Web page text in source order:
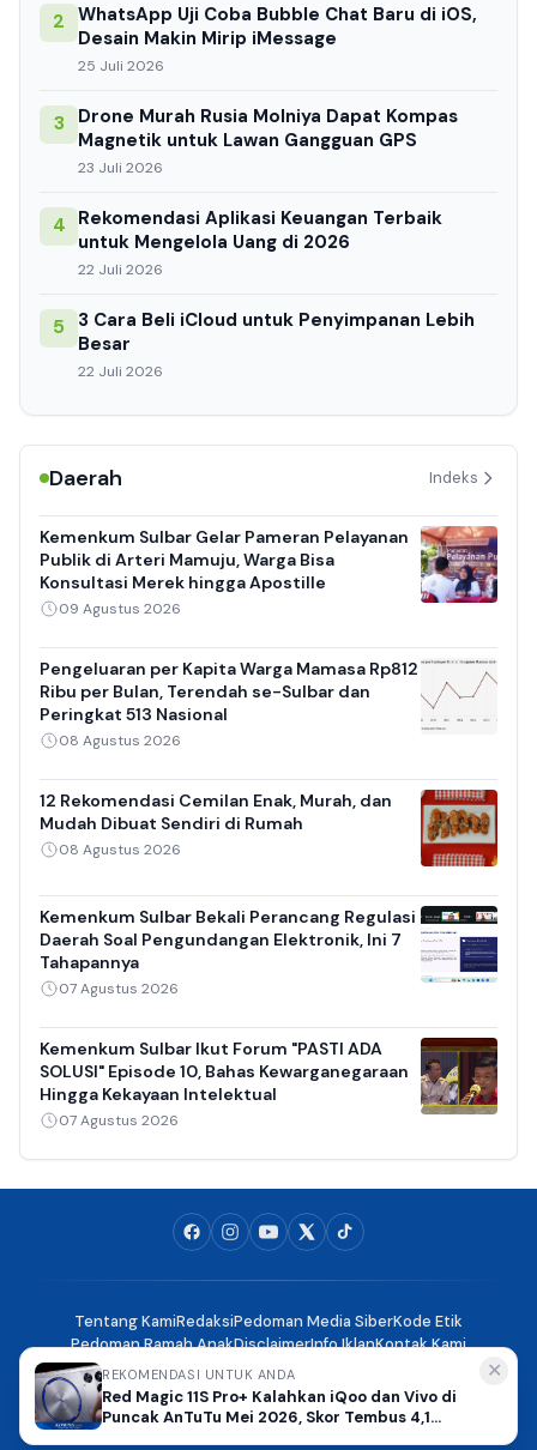
REKOMENDASI UNTUK ANDA
Red Magic 11S Pro+ Kalahkan iQoo dan Vivo di
Puncak AnTuTu Mei 2026, Skor Tembus 4,1
✕
2 WhatsApp Uji Coba Bubble Chat Baru di iOS,
Desain Makin Mirip iMessage
25 Juli 2026
3
Drone Murah Rusia Molniya Dapat Kompas
Magnetik untuk Lawan Gangguan GPS
23 Juli 2026
4 Rekomendasi Aplikasi Keuangan Terbaik
untuk Mengelola Uang di 2026
22 Juli 2026
5
3 Cara Beli iCloud untuk Penyimpanan Lebih
Besar
22 Juli 2026
Daerah Indeks
Kemenkum Sulbar Gelar Pameran Pelayanan
Publik di Arteri Mamuju, Warga Bisa
Konsultasi Merek hingga Apostille
09 Agustus 2026
Pengeluaran per Kapita Warga Mamasa Rp812
Ribu per Bulan, Terendah se-Sulbar dan
Peringkat 513 Nasional
08 Agustus 2026
12 Rekomendasi Cemilan Enak, Murah, dan
Mudah Dibuat Sendiri di Rumah
08 Agustus 2026
Kemenkum Sulbar Bekali Perancang Regulasi
Daerah Soal Pengundangan Elektronik, Ini 7
Tahapannya
07 Agustus 2026
Kemenkum Sulbar Ikut Forum "PASTI ADA
SOLUSI" Episode 10, Bahas Kewarganegaraan
Hingga Kekayaan Intelektual
07 Agustus 2026
Tentang KamiRedaksiPedoman Media SiberKode Etik
Pedoman Ramah AnakDisclaimerInfo IklanKontak Kami
HaloSulbar.com - Menyapa Sulbar, Mengabarkan dengan Akurasi
© 2025. All rights reserved.